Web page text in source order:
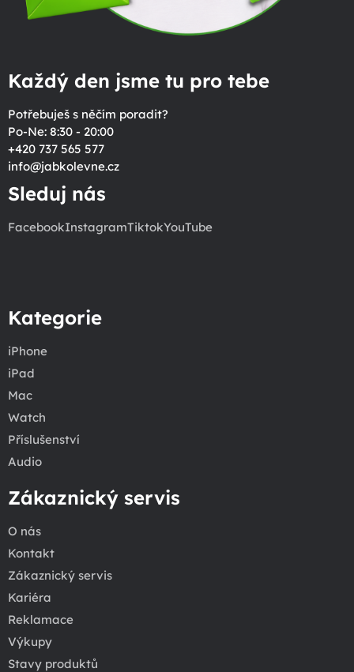
Každý den jsme tu pro tebe
Potřebuješ s něčím poradit?
Po-Ne: 8:30 - 20:00
+420 737 565 577
info@jabkolevne.cz
Sleduj nás
FacebookInstagramTiktokYouTube
Kategorie
iPhone
iPad
Mac
Watch
Příslušenství
Audio
Zákaznický servis
O nás
Kontakt
Zákaznický servis
Kariéra
Reklamace
Výkupy
Stavy produktů